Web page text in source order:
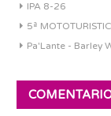
IPA 8-26
5ª
Pa'Lante - Barley